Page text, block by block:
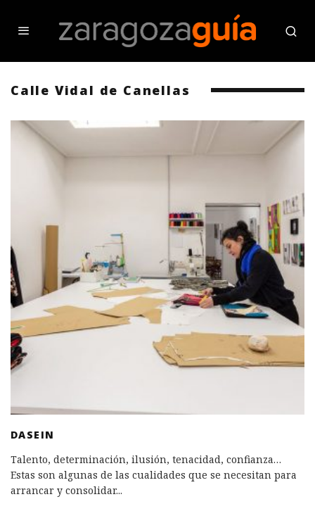
Calle Vidal de Canellas
DASEIN
Talento, determinación, ilusión, tenacidad, confianza…
Estas son algunas de las cualidades que se necesitan para
arrancar y consolidar...